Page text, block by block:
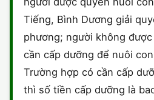
Tiếng, Bình Dương giải
phương; người không
cần cấp dưỡng để nuôi
Trường hợp có cần cấp
thì số tiền cấp dưỡng là